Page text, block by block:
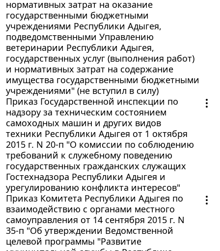
нормативных затрат на оказание
государственными бюджетными
учреждениями Республики Адыгея,
подведомственными Управлению
ветеринарии Республики Адыгея,
государственных услуг (выполнения работ)
и нормативных затрат на содержание
имущества государственными бюджетными
учреждениями" (не вступил в силу)
Приказ Государственной инспекции по
надзору за техническим состоянием
самоходных машин и других видов
техники Республики Адыгея от 1 октября
2015 г. N 20-п "О комиссии по соблюдению
требований к служебному поведению
государственных гражданских служащих
Гостехнадзора Республики Адыгея и
урегулированию конфликта интересов"
Приказ Комитета Республики Адыгея по
взаимодействию с органами местного
самоуправления от 14 сентября 2015 г. N
35-п "Об утверждении Ведомственной
целевой программы "Развитие